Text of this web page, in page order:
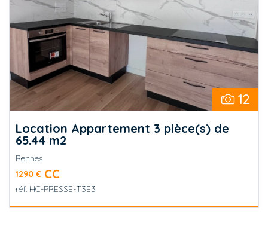
12
Location Appartement 3 pièce(s) de
65.44 m2
Rennes
1290 € CC
réf. HC-PRESSE-T3E3